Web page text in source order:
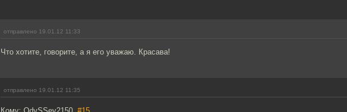
отправлено 19.01.12 11:33
Что хотите, говорите, а я его уважаю. Красава!
отправлено 19.01.12 11:35